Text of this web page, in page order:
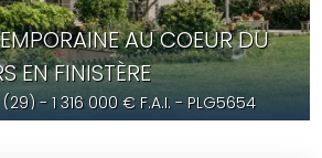
AU COEUR DU
EN FINISTÈRE
(29) -1 316 000 € F.A.I. - PLG5654